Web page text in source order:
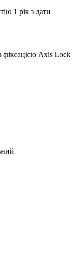
1 рік з дати
фіксацією Axis Lock